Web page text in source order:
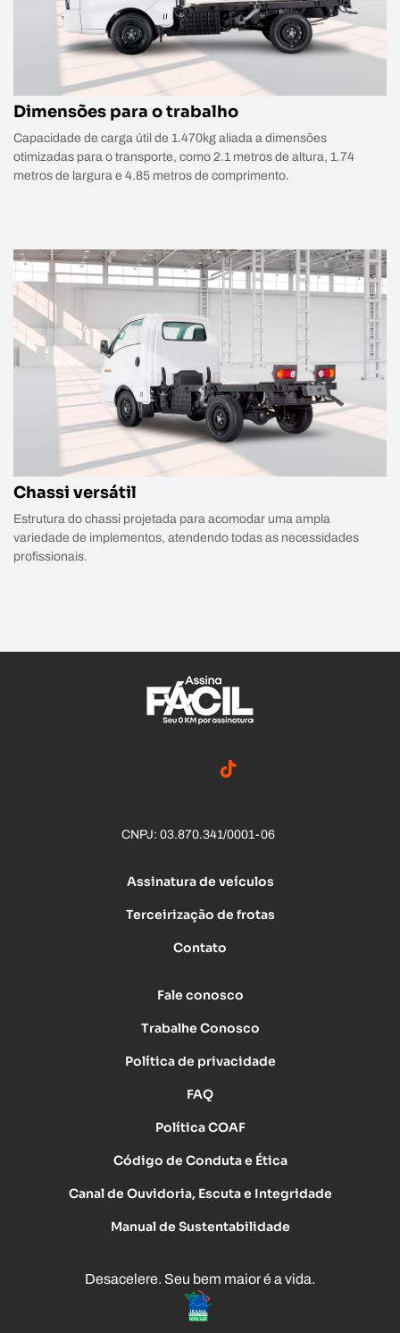
Dimensões para o trabalho
Capacidade de carga útil de 1.470kg aliada a dimensões
otimizadas para o transporte, como 2.1 metros de altura, 1.74
metros de largura e 4.85 metros de comprimento.
Chassi versátil
Estrutura do chassi projetada para acomodar uma ampla
variedade de implementos, atendendo todas as necessidades
profissionais.
CNPJ: 03.870.341/0001-06
Assinatura de veículos
Terceirização de frotas
Contato
Fale conosco
Trabalhe Conosco
Política de privacidade
FAQ
Política COAF
Código de Conduta e Ética
Canal de Ouvidoria, Escuta e Integridade
Manual de Sustentabilidade
Desacelere. Seu bem maior é a vida.